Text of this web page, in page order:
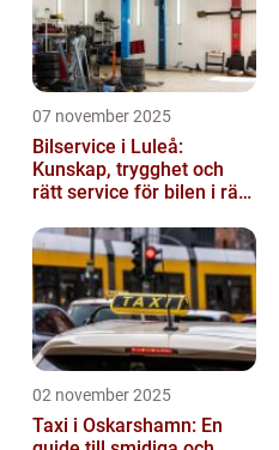
07 november 2025
Bilservice i Luleå:
Kunskap, trygghet och
rätt service för bilen i rätt
02 november 2025
Taxi i Oskarshamn: En